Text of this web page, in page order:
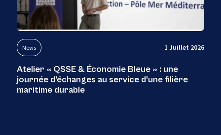
News 1 Juillet 2026
Atelier « QSSE & Économie Bleue » : une
journée d’échanges au service d’une filière
maritime durable